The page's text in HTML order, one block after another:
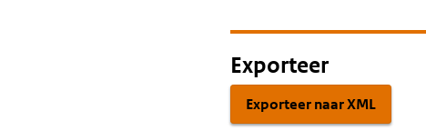
Exporteer
Exporteer naar XML